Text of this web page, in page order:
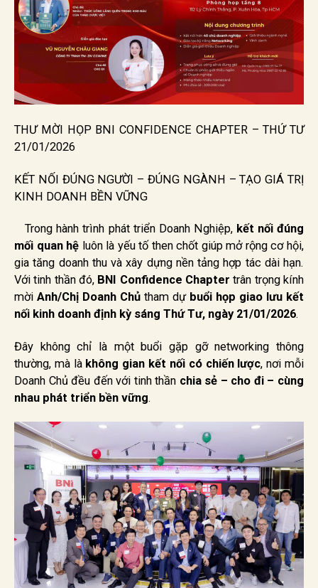
THƯ MỜI HỌP BNI CONFIDENCE CHAPTER – THỨ TƯ
21/01/2026
KẾT NỐI ĐÚNG NGƯỜI – ĐÚNG NGÀNH – TẠO GIÁ TRỊ
KINH DOANH BỀN VỮNG
Trong hành trình phát triển Doanh Nghiệp, kết nối đúng
mối quan hệ luôn là yếu tố then chốt giúp mở rộng cơ hội,
gia tăng doanh thu và xây dựng nền tảng hợp tác dài hạn.
Với tinh thần đó, BNI Confidence Chapter trân trọng kính
mời Anh/Chị Doanh Chủ tham dự buổi họp giao lưu kết
nối kinh doanh định kỳ sáng Thứ Tư, ngày 21/01/2026.
Đây không chỉ là một buổi gặp gỡ networking thông
thường, mà là không gian kết nối có chiến lược, nơi mỗi
Doanh Chủ đều đến với tinh thần chia sẻ – cho đi – cùng
nhau phát triển bền vững.